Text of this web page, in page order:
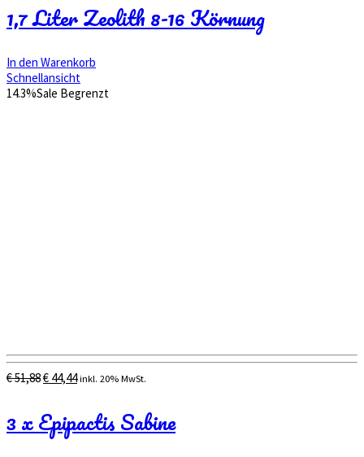
1,7 Liter Zeolith 8-16 Körnung
In den Warenkorb
Schnellansicht
14.3%Sale Begrenzt
€51,88Ursprünglicher
€ 51,88
€ 44,44Aktueller
€ 44,44.
inkl. 20% MwSt.
3 x Epipactis Sabine